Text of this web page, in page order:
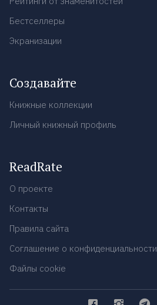
Бестселлеры
Экранизации
Создавайте
Книжные коллекции
Личный книжный профиль
ReadRate
О проекте
Контакты
Правила сайта
Соглашение о конфиденциальности
Файлы cookie